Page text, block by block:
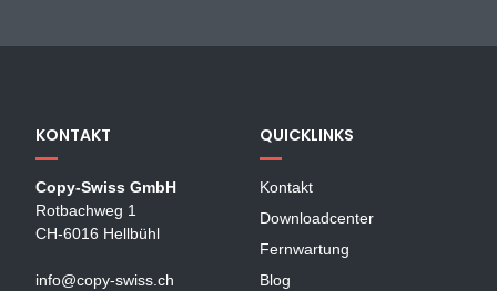
KONTAKT
Copy-Swiss GmbH
Rotbachweg 1
CH-6016 Hellbühl
info@copy-swiss.ch
QUICKLINKS
Kontakt
Downloadcenter
Fernwartung
Blog